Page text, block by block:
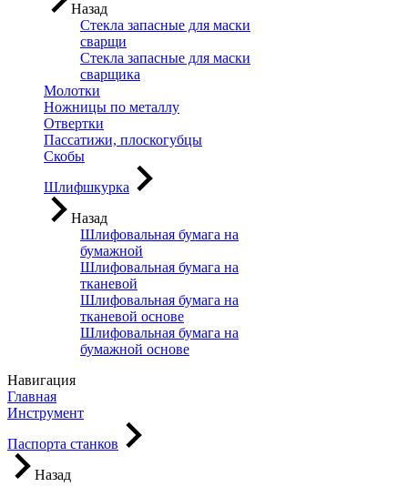
Назад
Стекла запасные для маски
сварщи
Стекла запасные для маски
сварщика
Молотки
Ножницы по металлу
Отвертки
Пассатижи, плоскогубцы
Скобы
Шлифшкурка
Назад
Шлифовальная бумага на
бумажной
Шлифовальная бумага на
тканевой
Шлифовальная бумага на
тканевой основе
Шлифовальная бумага на
бумажной основе
Навигация
Главная
Инструмент
Паспорта станков
Назад